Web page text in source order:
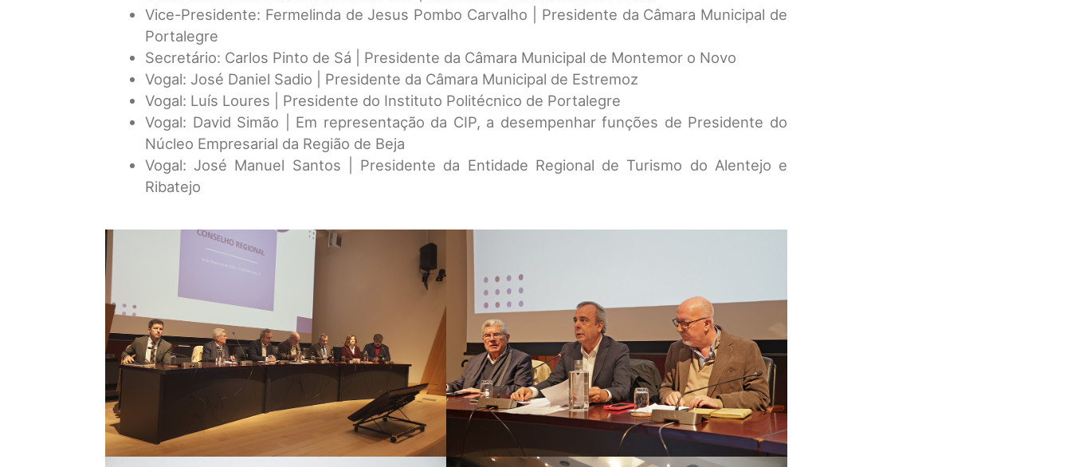
Vice-Presidente: Fermelinda de Jesus Pombo Carvalho | Presidente da Câmara Municipal de
Portalegre
Secretário: Carlos Pinto de Sá | Presidente da Câmara Municipal de Montemor o Novo
Vogal: José Daniel Sadio | Presidente da Câmara Municipal de Estremoz
Vogal: Luís Loures | Presidente do Instituto Politécnico de Portalegre
Vogal: David Simão | Em representação da CIP, a desempenhar funções de Presidente do
Núcleo Empresarial da Região de Beja
Vogal: José Manuel Santos | Presidente da Entidade Regional de Turismo do Alentejo e
Ribatejo